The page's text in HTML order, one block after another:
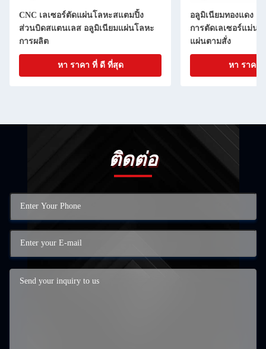
CNC เลเซอร์ตัดแผ่นโลหะสแตมปิ้ง
ส่วนบิดสแตนเลส อลูมิเนียมแผ่นโลหะ
การผลิต
หา ราคา ที่ ดี ที่สุด
อลูมิเนียมทองแดง อ
การตัดเลเซอร์แม่น
แผ่นตามสั่ง
หา ราคา
ติดต่อ